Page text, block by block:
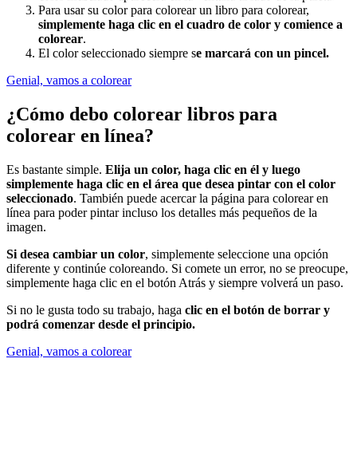
Para usar su color para colorear un libro para colorear,
simplemente haga clic en el cuadro de color y comience a
colorear.
El color seleccionado siempre se marcará con un pincel.
Genial, vamos a colorear
¿Cómo debo colorear libros para
colorear en línea?
Es bastante simple. Elija un color, haga clic en él y luego
simplemente haga clic en el área que desea pintar con el color
seleccionado. También puede acercar la página para colorear en
línea para poder pintar incluso los detalles más pequeños de la
imagen.
Si desea cambiar un color, simplemente seleccione una opción
diferente y continúe coloreando. Si comete un error, no se preocupe,
simplemente haga clic en el botón Atrás y siempre volverá un paso.
Si no le gusta todo su trabajo, haga clic en el botón de borrar y
podrá comenzar desde el principio.
Genial, vamos a colorear